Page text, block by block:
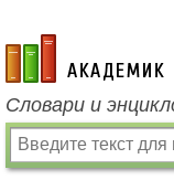
academic.ru
Словари и